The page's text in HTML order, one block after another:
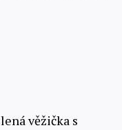
věžička s